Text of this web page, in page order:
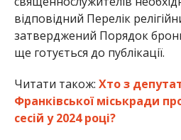
відповідний Перелік
затверджений Порядок
ще готується до публікації.
Читати також: Хто з
Франківської міськради
сесій у 2024 році?